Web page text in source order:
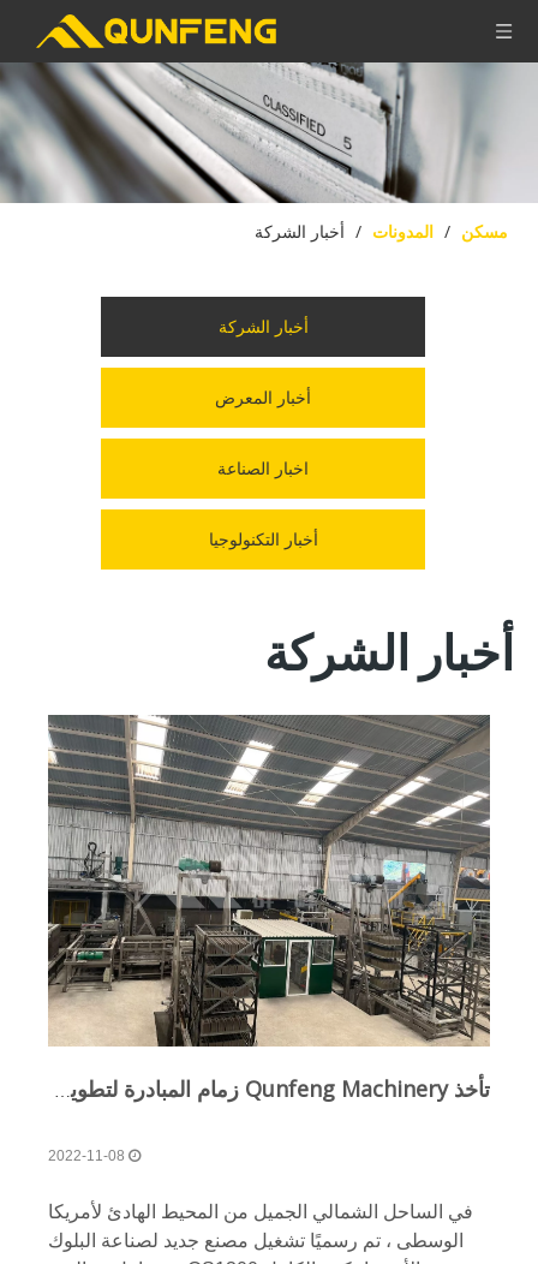
مسكن / المدونات / أخبار الشركة
أخبار الشركة
أخبار المعرض
اخبار الصناعة
أخبار التكنولوجيا
أخبار الشركة
تأخذ Qunfeng Machinery زمام المبادرة لتطوير السوق الخارجية في حقبة ما بعد الوباء
في الساحل الشمالي الجميل من المحيط الهادئ لأمريكا
الوسطى ، تم رسميًا تشغيل مصنع جديد لصناعة البلوك